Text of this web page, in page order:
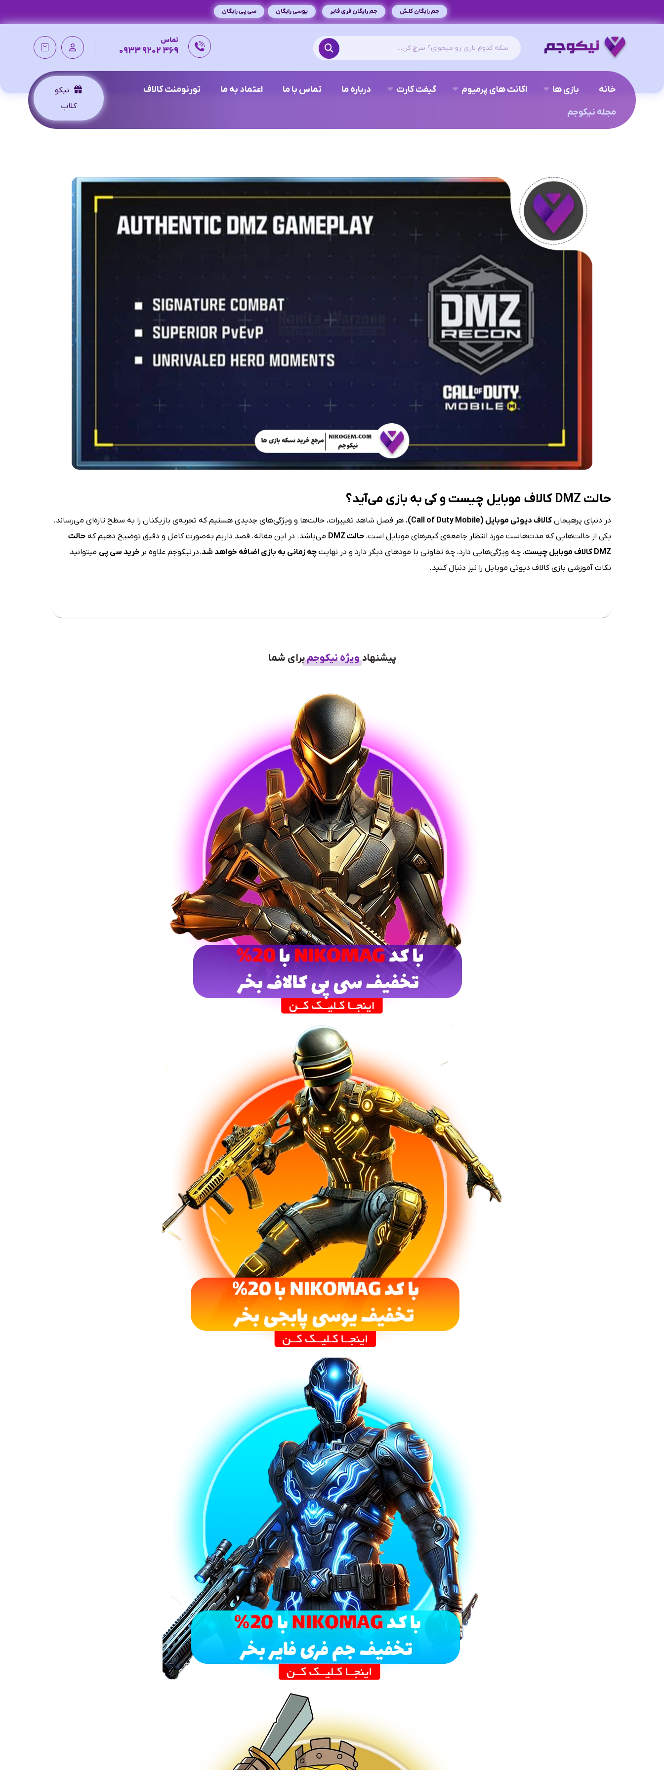
سی پی رایگان یوسی رایگان جم رایگان فری فایر جم رایگان کلش
تماس
369 9202 0933
خانه بازی ها اکانت های پرمیوم گیفت کارت درباره ما تماس با ما اعتماد به ما
تورنومنت کالاف
مجله نیکوجم
نیکو
کلاب
حالت کالاف موبایل چیست و کی به بازی می‌آید؟
در دنیای پرهیجانکالاف دیوتی موبایل (Call of Duty Mobile)
، هر فصل شاهد تغییرات، حالت‌ها و ویژگی‌های جدیدی هستیم که تجربه‌ی بازیکنان را به سطح تازه‌ای می‌رساند.
یکی از حالت‌هایی که مدت‌هاست مورد انتظار جامعه‌ی گیمرهای موبایل است،حالت می‌باشد. در این مقاله، قصد داریم به‌صورت کامل و دقیق توضیح دهیم کهحالت
DMZ کالاف موبایل چیست، چه ویژگی‌هایی دارد، چه تفاوتی با مودهای دیگر دارد و در نهایتچه زمانی به بازی اضافه خواهد شد.در نیکوجم علاوه بر خرید سی پی میتوانید
نکات آموزشی بازی کالاف دیوتی موبایل را نیز دنبال کنید.
پیشنهادویژه نیکوجمبرای شما